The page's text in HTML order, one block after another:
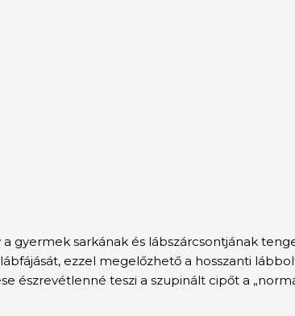
gyermek sarkának és lábszárcsontjának
ezzel megelőzhető a hosszanti
észrevétlenné teszi a szupinált cipőt a